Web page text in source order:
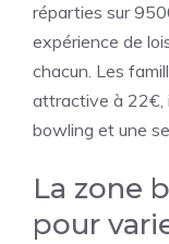
réparties sur
expérience de
chacun. Les
attractive à 22€,
bowling et une
La zone
pour